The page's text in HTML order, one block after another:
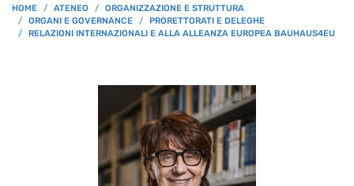
BREADCRUMB
HOME ATENEO
ORGANIZZAZIONE E STRUTTURA
ORGANI E GOVERNANCE
PRORETTORATI E DELEGHE
RELAZIONI INTERNAZIONALI E ALLA ALLEANZA EUROPEA BAUHAUS4EU